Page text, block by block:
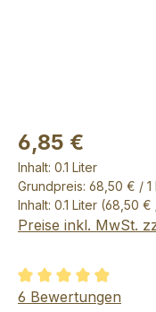
6,85 €
Inhalt: 0.1 Liter
Grundpreis: 68,50 € / 1
Inhalt: 0.1 Liter (68,50 €
Preise inkl. MwSt.
Durchschnittliche
6 Bewertungen